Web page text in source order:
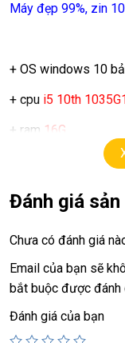
Máy đẹp 99%, zin
+ OS windows 10
+ cpu i5 10th 1035G1
+ ram 16G
+ lcd
12.4in led, (
+ usb 3.0, camera,
Giá :9.9tr
Đánh giá sản
Chưa có đánh giá
Email của bạn sẽ
bắt buộc được đánh
Đánh giá của bạn